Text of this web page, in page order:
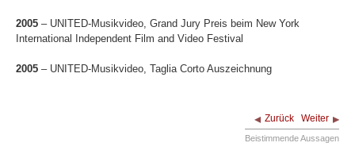
2005 – UNITED-Musikvideo, Grand Jury Preis beim New York
International Independent Film and Video Festival
2005 – UNITED-Musikvideo, Taglia Corto Auszeichnung
Zurück Weiter
Beistimmende Aussagen